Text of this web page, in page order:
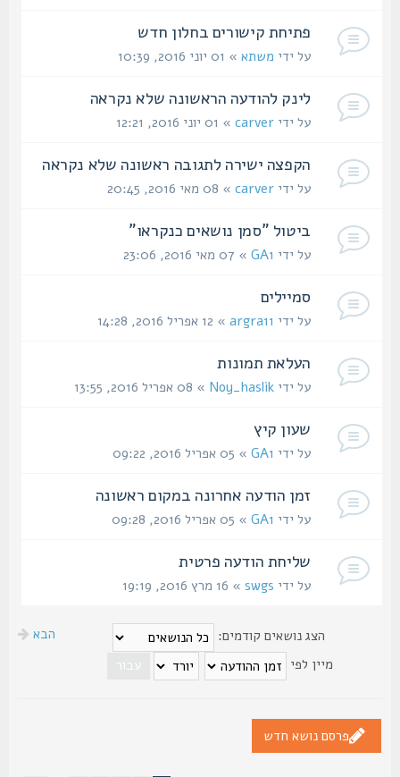
פתיחת קישורים בחלון חדש
על ידימשתא» 01 יוני 2016, 10:39
לינק להודעה הראשונה שלא נקראה
על ידיcarver» 01 יוני 2016, 12:21
הקפצה ישירה לתגובה ראשונה שלא נקראה
על ידיcarver» 08 מאי 2016, 20:45
ביטול "סמן נושאים כנקראו"
על ידיGA1 » 07 מאי 2016, 23:06
סמיילים
על ידיargra11» 12 אפריל 2016, 14:28
העלאת תמונות
על ידיNoy_haslik» 08 אפריל 2016, 13:55
שעון קיץ
על ידיGA1 » 05 אפריל 2016, 09:22
זמן הודעה אחרונה במקום ראשונה
על ידיGA1 » 05 אפריל 2016, 09:28
שליחת הודעה פרטית
על ידיswgs» 16 מרץ 2016, 19:19
הצג נושאים קודמים:
מיין לפי
פרסם נושא חדש